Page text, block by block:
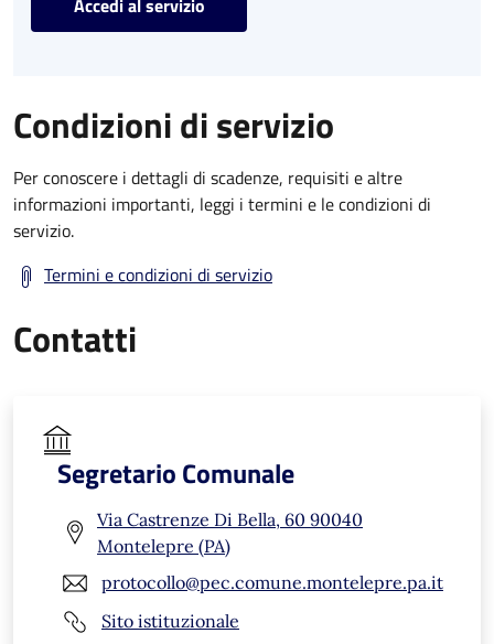
Condizioni di servizio
Per conoscere i dettagli di scadenze, requisiti e altre
informazioni importanti, leggi i termini e le condizioni di
servizio.
Termini e condizioni di servizio
Contatti
Segretario Comunale
Via Castrenze Di Bella, 60 90040
Montelepre (PA)
protocollo@pec.comune.montelepre.pa.it
Sito istituzionale